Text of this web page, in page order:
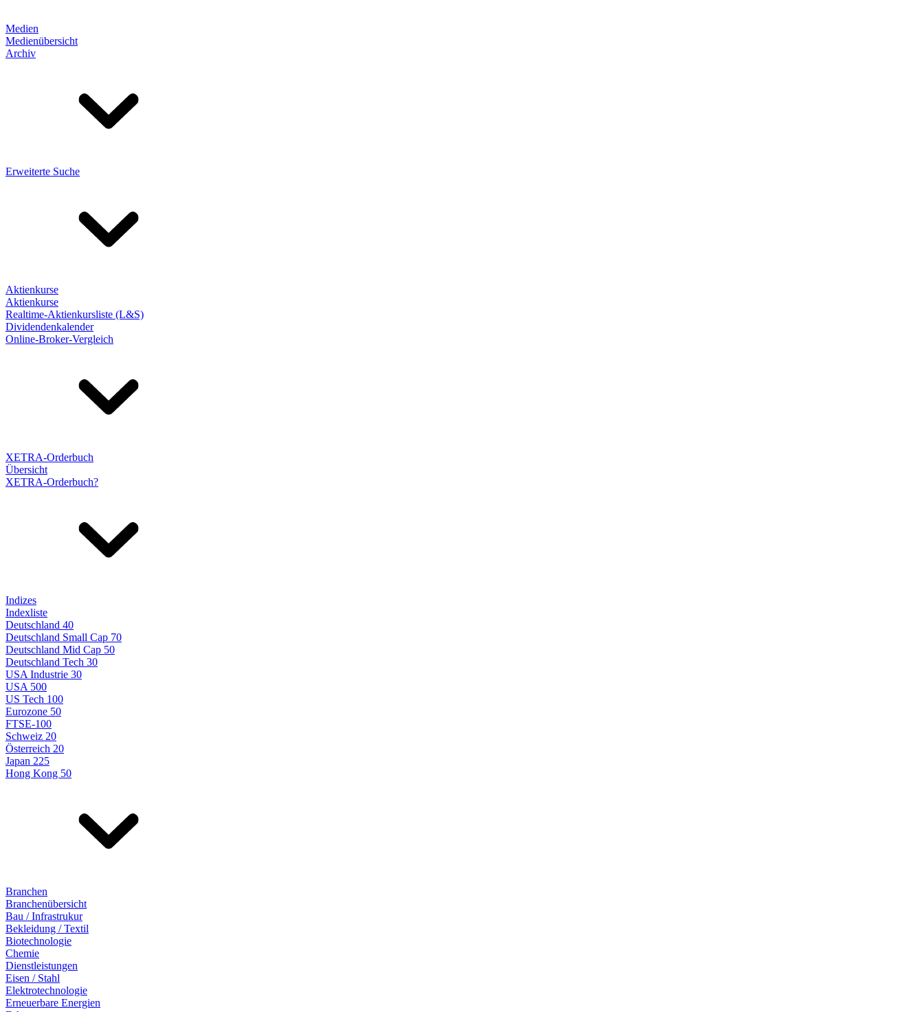
Medien
Medienübersicht
Archiv
Erweiterte Suche
Aktienkurse
Aktienkurse
Realtime-Aktienkursliste (L&S)
Dividendenkalender
Online-Broker-Vergleich
XETRA-Orderbuch
Übersicht
XETRA-Orderbuch?
Indizes
Indexliste
Deutschland 40
Deutschland Small Cap 70
Deutschland Mid Cap 50
Deutschland Tech 30
USA Industrie 30
USA 500
US Tech 100
Eurozone 50
FTSE-100
Schweiz 20
Österreich 20
Japan 225
Hong Kong 50
Branchen
Branchenübersicht
Bau / Infrastrukur
Bekleidung / Textil
Biotechnologie
Chemie
Dienstleistungen
Eisen / Stahl
Elektrotechnologie
Erneuerbare Energien